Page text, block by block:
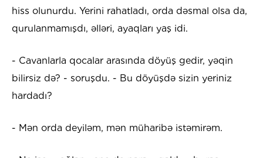
hiss olunurdu. Yerini rahatladı, orda dəsmal olsa da,
qurulanmamışdı, əlləri, ayaqları yaş idi.
- Cavanlarla qocalar arasında döyüş gedir, yəqin
bilirsiz də? - soruşdu. - Bu döyüşdə sizin yeriniz
hardadı?
- Mən orda deyiləm, mən müharibə istəmirəm.